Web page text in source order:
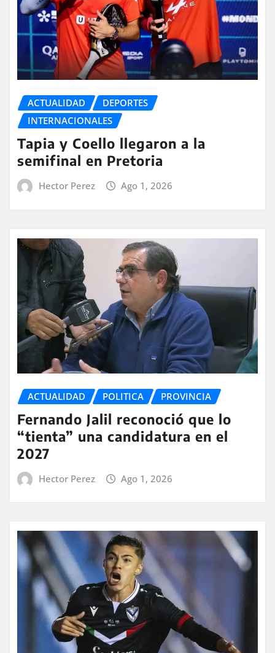
ACTUALIDAD
DEPORTES
INTERNACIONALES
Tapia y Coello llegaron a la
semifinal en Pretoria
Hector Perez Ago 1, 2026
ACTUALIDAD POLITICA PROVINCIA
Fernando Jalil reconoció que lo
“tienta” una candidatura en el
2027
Hector Perez Ago 1, 2026